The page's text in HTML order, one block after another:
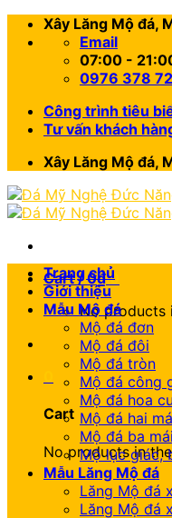
Skip Xây Lăng Mộ đá,
Email
07:00 -
0976 378
Công trình tiêu
Tư vấn khách
Xây Lăng Mộ đá,
Cart /0₫ 0
No products
Cart
No products in
Trang chủ
Giới thiệu
Mẫu Mộ đá
Mộ đá đơn
Mộ đá đôi
Mộ đá tròn
Mộ đá công
Mộ đá hoa
Mộ đá hai
Mộ đá ba mái
Mộ lục giác,
Mẫu Lăng Mộ đá
Lăng Mộ đá
Lăng Mộ đá